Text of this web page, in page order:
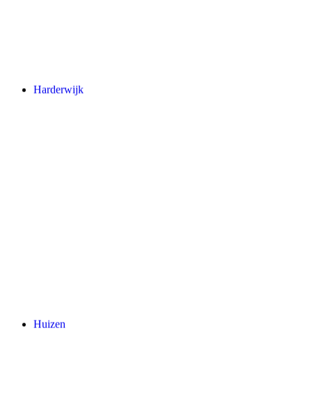
Harderwijk
Huizen